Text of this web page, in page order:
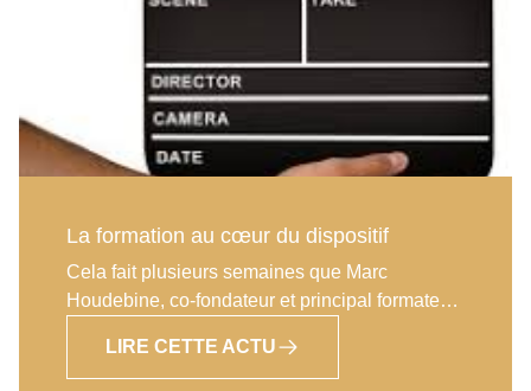
immobilière pour se consacrer pleinement à la
cette nouvelle agence. Cette complémentarité
évidente devrait leur permettre d’atteindre
rapidement les performances très élevées des
franchisés du réseau !
La formation au cœur du dispositif
Cela fait plusieurs semaines que Marc
Houdebine, co-fondateur et principal formateur
caméraman professionnel lors des différentes
formations proposées par l’enseigne. Un
LIRE CETTE ACTU